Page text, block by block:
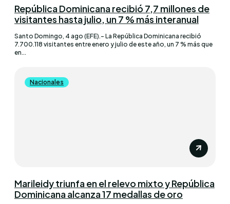
República Dominicana recibió 7,7 millones de
visitantes hasta julio, un 7 % más interanual
Santo Domingo, 4 ago (EFE).- La República Dominicana recibió
7.700.118 visitantes entre enero y julio de este año, un 7 % más que
en...
Nacionales
Marileidy triunfa en el relevo mixto y República
Dominicana alcanza 17 medallas de oro